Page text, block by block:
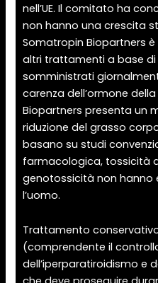
nell’UE. Il comitato ha
non hanno una crescita
Somatropin Biopartners
altri trattamenti a base
somministrati
carenza dell’ormone
Biopartners presenta un
riduzione del grasso
basano su studi
farmacologica, tossicità
genotossicità non hanno
l’uomo.
Trattamento
(comprendente il
dell’iperparatiroidismo e